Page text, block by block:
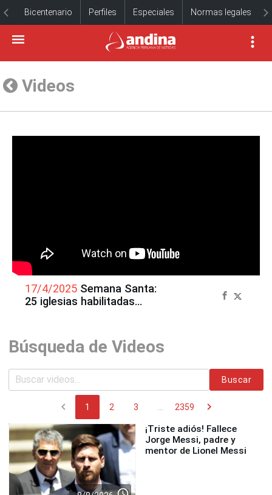
Bicentenario Perfiles Especiales Normas legales
Videos
17/4/2025 Semana Santa:
25 iglesias habilitadas
Búsqueda de Videos
Buscar
chevron_left 1 2 3 2359 chevron_right
¡Triste adiós! Fallece
Jorge Messi, padre y
mentor de Lionel Messi